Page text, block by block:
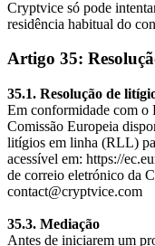
Cryptvice só pode
residência habitual do
Artigo 35:
35.1. Resolução de
Em conformidade com o
Comissão Europeia
litígios em linha (RLL)
acessível em: https://
de correio eletrónico da
contact@cryptvice.com
35.3. Mediação
Antes de iniciarem um